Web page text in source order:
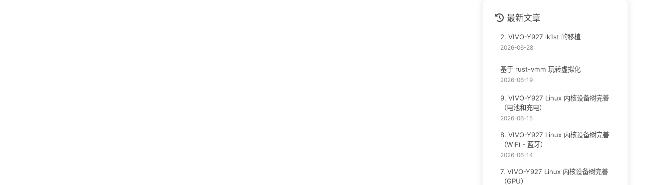
最新文章
2. VIVO-Y927 lk1st 的移植
2026-06-28
基于 rust-vmm 玩转虚拟化
2026-06-19
9. VIVO-Y927 Linux 内核设备树完善
（电池和充电）
2026-06-15
8. VIVO-Y927 Linux 内核设备树完善
（WiFi - 蓝牙）
2026-06-14
7. VIVO-Y927 Linux 内核设备树完善
（GPU）